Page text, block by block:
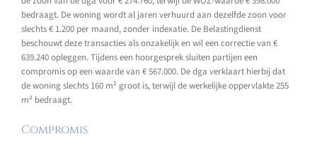
bedraagt. De woning wordt al jaren verhuurd aan dezelfde zoon voor
slechts € 1.200 per maand, zonder indexatie. De Belastingdienst
beschouwt deze transacties als onzakelijk en wil een correctie van €
639.240 opleggen. Tijdens een hoorgesprek sluiten partijen een
compromis op een waarde van € 567.000. De dga verklaart hierbij dat
de woning slechts 160 m² groot is, terwijl de werkelijke oppervlakte 255
m² bedraagt.
Compromis